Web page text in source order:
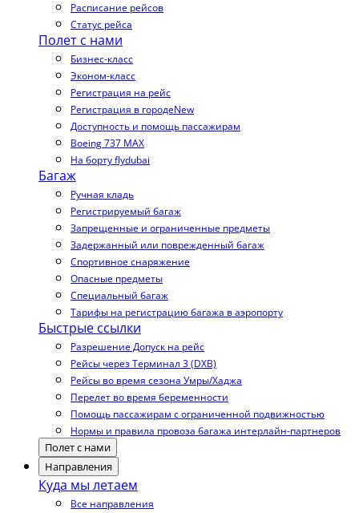
Расписание рейсов
Статус рейса
Полет с нами
Бизнес-класс
Эконом-класс
Регистрация на рейс
Регистрация в городеNew
Доступность и помощь пассажирам
Boeing 737 MAX
На борту flydubai
Багаж
Ручная кладь
Регистрируемый багаж
Запрещенные и ограниченные предметы
Задержанный или поврежденный багаж
Спортивное снаряжение
Опасные предметы
Специальный багаж
Тарифы на регистрацию багажа в аэропорту
Быстрые ссылки
Разрешение Допуск на рейс
Рейсы через Терминал 3 (DXB)
Рейсы во время сезона Умры/Хаджа
Перелет во время беременности
Помощь пассажирам с ограниченной подвижностью
Нормы и правила провоза багажа интерлайн-партнеров
Полет с нами
Направления
Куда мы летаем
Все направления